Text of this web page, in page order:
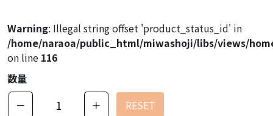
Warning: Illegal string offset 'product_status_id' in
/home/naraoa/public_html/miwashoji/libs/views/
on line 116
数量
－
＋ RESET